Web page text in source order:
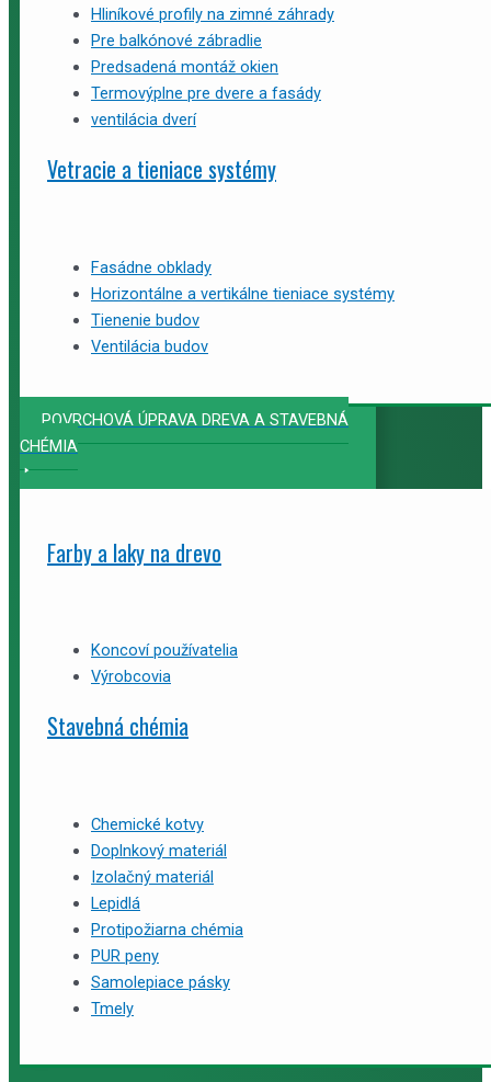
Hliníkové profily na zimné záhrady
Pre balkónové zábradlie
Predsadená montáž okien
Termovýplne pre dvere a fasády
ventilácia dverí
Vetracie a tieniace systémy
Fasádne obklady
Horizontálne a vertikálne tieniace systémy
Tienenie budov
Ventilácia budov
POVRCHOVÁ ÚPRAVA DREVA A STAVEBNÁ
CHÉMIA
Farby a laky na drevo
Koncoví používatelia
Výrobcovia
Stavebná chémia
Chemické kotvy
Doplnkový materiál
Izolačný materiál
Lepidlá
Protipožiarna chémia
PUR peny
Samolepiace pásky
Tmely